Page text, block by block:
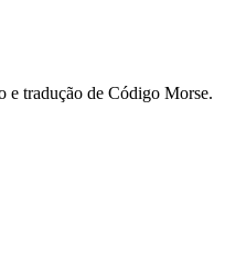
e tradução de Código Morse.